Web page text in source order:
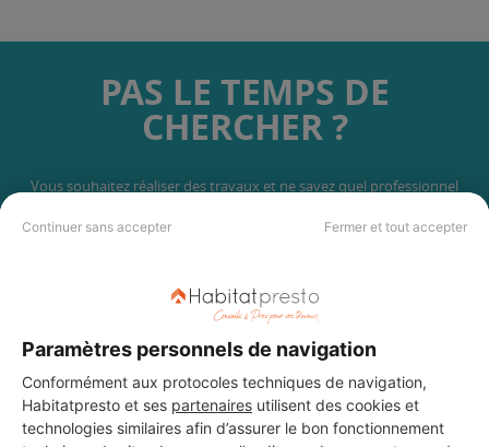
Continuer sans accepter Fermer et tout accepter
Paramètres personnels de navigation
Conformément aux protocoles techniques de navigation,
Habitatpresto et ses partenaires utilisent des cookies et
technologies similaires afin d’assurer le bon fonctionnement
PAS LE TEMPS DE
CHERCHER ?
Vous souhaitez réaliser des travaux et ne savez quel professionnel
professionnels partout en France.
DEMANDER UN DEVIS